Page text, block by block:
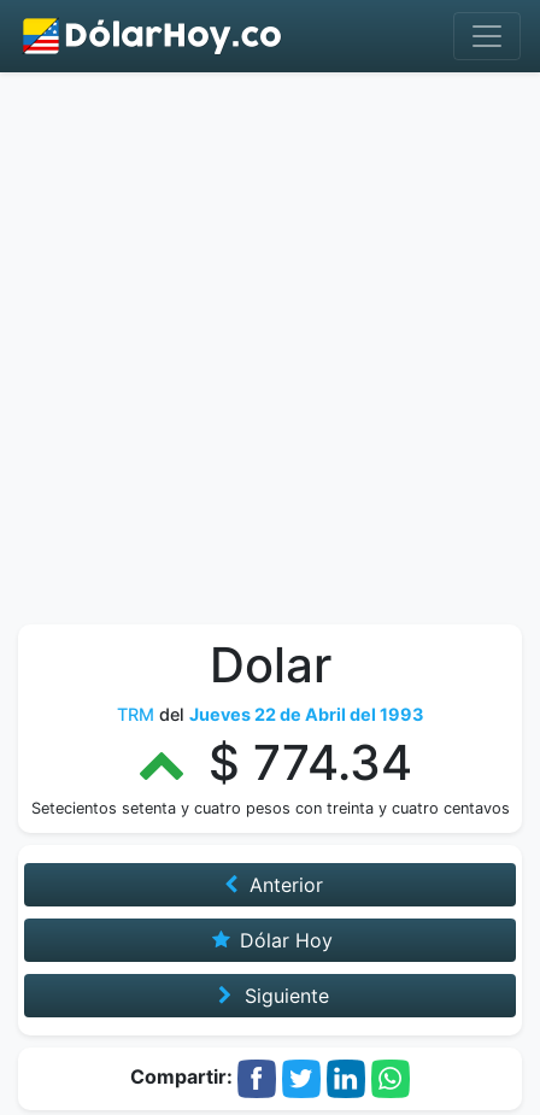
Dolar
TRM del Jueves 22 de Abril del 1993
$ 774.34
Setecientos setenta y cuatro pesos con treinta y cuatro centavos
Anterior
Dólar Hoy
Siguiente
Compartir: